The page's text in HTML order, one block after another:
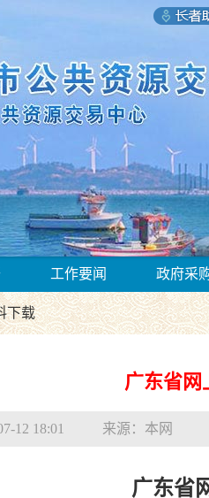
工作要闻 政府采
下载
广东省网
12 18:01 来源：本网
广东省